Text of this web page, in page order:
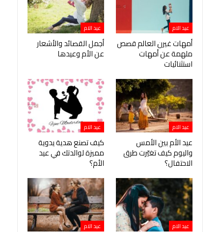
عيد الام
أمهات غيرن العالم قصص
ملهمة عن أمهات
استثنائيات
عيد الام
أجمل القصائد والأشعار
عن الأم وعيدها
عيد الام
عيد الأم بين الأمس
واليوم كيف تغيّرت طرق
الاحتفال؟
عيد الام
كيف تصنع هدية يدوية
مميزة لوالدتك في عيد
الأم؟
عيد الام عيد الام